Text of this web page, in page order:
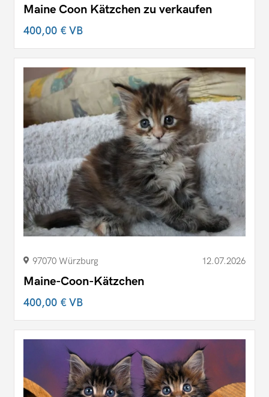
Maine Coon Kätzchen zu verkaufen
400,00 €VB
97070 Würzburg 12.07.2026
Maine-Coon-Kätzchen
400,00 €VB